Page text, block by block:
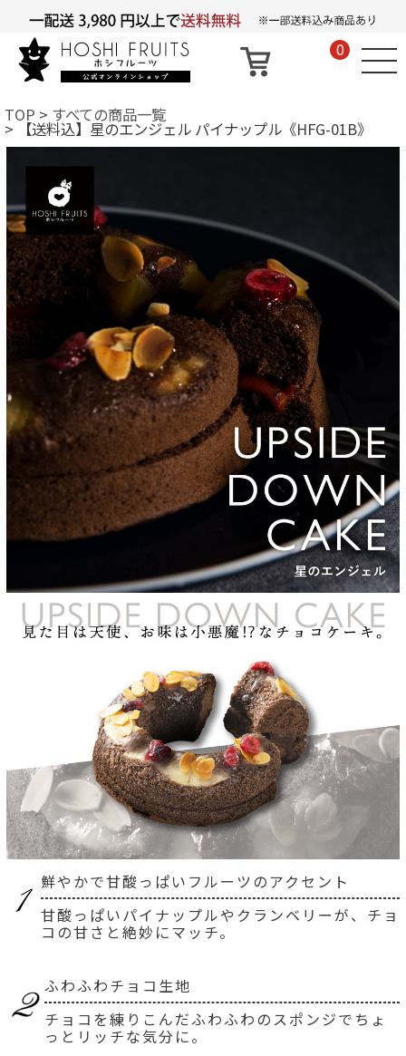
0
TOP すべての商品一覧
【送料込】星のエンジェル パイナップル《HFG-01B》
鮮やかで甘酸っぱいフルーツのアクセント
甘酸っぱいパイナップルやクランベリーが、チョ
コの甘さと絶妙にマッチ。
ふわふわチョコ生地
チョコを練りこんだふわふわのスポンジでちょ
っとリッチな気分に。